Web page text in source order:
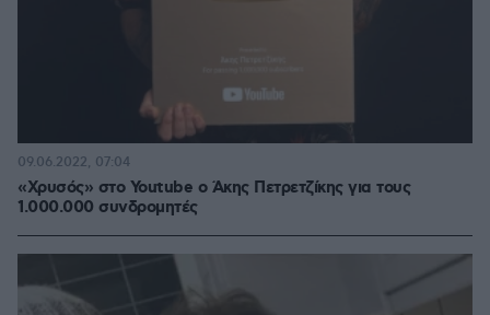
«Χρυσός» στο Youtube o Άκης Πετρετζίκης για τους
1.000.000 συνδρομητές
09.06.2022, 07:04